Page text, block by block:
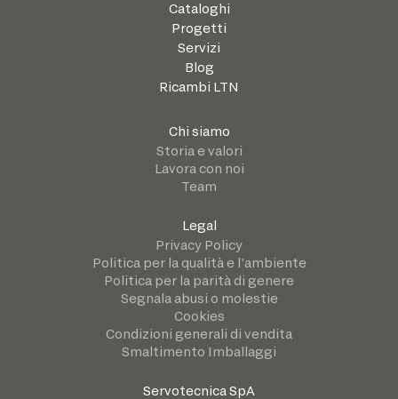
Cataloghi
Progetti
Servizi
Blog
Ricambi LTN
Chi siamo
Storia e valori
Lavora con noi
Team
Legal
Privacy Policy
Politica per la qualità e l’ambiente
Politica per la parità di genere
Segnala abusi o molestie
Cookies
Condizioni generali di vendita
Smaltimento Imballaggi
Servotecnica SpA